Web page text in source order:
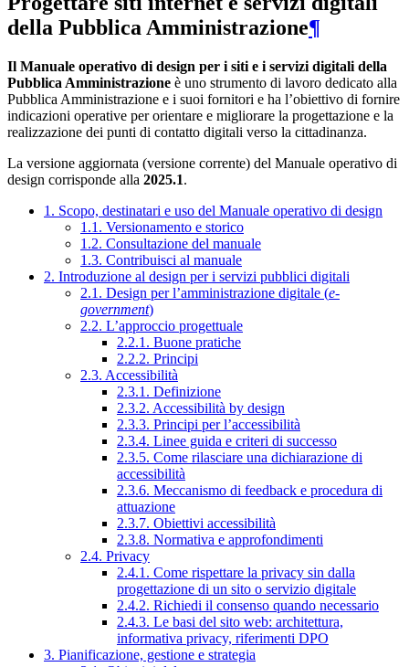
della Pubblica Amministrazione¶
Il Manuale operativo di design per i siti e i servizi digitali della
Pubblica Amministrazione è uno strumento di lavoro dedicato alla
Pubblica Amministrazione e i suoi fornitori e ha l’obiettivo di fornire
indicazioni operative per orientare e migliorare la progettazione e la
realizzazione dei punti di contatto digitali verso la cittadinanza.
La versione aggiornata (versione corrente) del Manuale operativo di
design corrisponde alla 2025.1.
1. Scopo, destinatari e uso del Manuale operativo di design
1.1. Versionamento e storico
1.2. Consultazione del manuale
1.3. Contribuisci al manuale
2. Introduzione al design per i servizi pubblici digitali
2.1. Design per l’amministrazione digitale (e-
government)
2.2. L’approccio progettuale
2.2.1. Buone pratiche
2.2.2. Principi
2.3. Accessibilità
2.3.1. Definizione
2.3.2. Accessibilità by design
2.3.3. Principi per l’accessibilità
2.3.4. Linee guida e criteri di successo
2.3.5. Come rilasciare una dichiarazione di
accessibilità
2.3.6. Meccanismo di feedback e procedura di
attuazione
2.3.7. Obiettivi accessibilità
2.3.8. Normativa e approfondimenti
2.4. Privacy
2.4.1. Come rispettare la privacy sin dalla
progettazione di un sito o servizio digitale
2.4.2. Richiedi il consenso quando necessario
2.4.3. Le basi del sito web: architettura,
informativa privacy, riferimenti DPO
3. Pianificazione, gestione e strategia